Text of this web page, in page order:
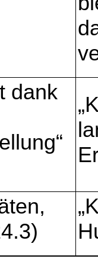
dank